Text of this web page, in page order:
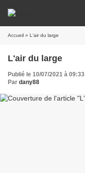
Accueil » L'air du large
L'air du large
Publié le 10/07/2021 à 09:33
Par dany88